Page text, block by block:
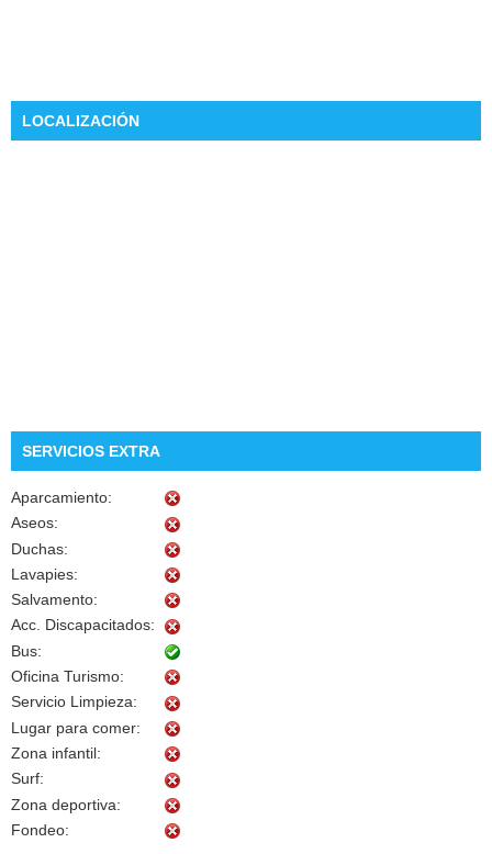
LOCALIZACIÓN
SERVICIOS EXTRA
Aparcamiento:
Aseos:
Duchas:
Lavapies:
Salvamento:
Acc. Discapacitados:
Bus:
Oficina Turismo:
Servicio Limpieza:
Lugar para comer:
Zona infantil:
Surf:
Zona deportiva:
Fondeo: